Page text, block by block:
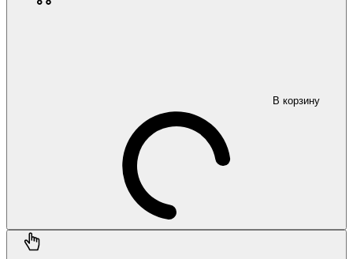
В корзину